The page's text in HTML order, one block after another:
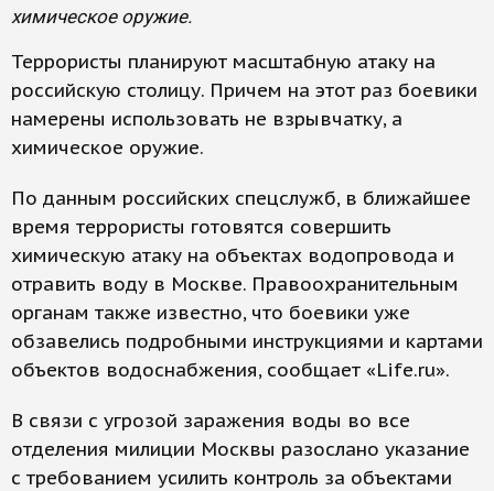
химическое оружие.
Террористы планируют масштабную атаку на
российскую столицу. Причем на этот раз боевики
намерены использовать не взрывчатку, а
химическое оружие.
По данным российских спецслужб, в ближайшее
время террористы готовятся совершить
химическую атаку на объектах водопровода и
отравить воду в Москве. Правоохранительным
органам также известно, что боевики уже
обзавелись подробными инструкциями и картами
объектов водоснабжения, сообщает «Life.ru».
В связи с угрозой заражения воды во все
отделения милиции Москвы разослано указание
с требованием усилить контроль за объектами